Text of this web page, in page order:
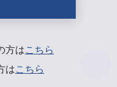
方はこちら
はこちら